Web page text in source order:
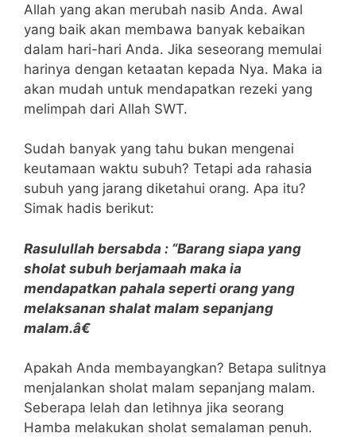
Allah yang akan merubah nasib Anda. Awal
yang baik akan membawa banyak kebaikan
dalam hari-hari Anda. Jika seseorang memulai
harinya dengan ketaatan kepada Nya. Maka ia
akan mudah untuk mendapatkan rezeki yang
melimpah dari Allah SWT.
Sudah banyak yang tahu bukan mengenai
keutamaan waktu subuh? Tetapi ada rahasia
subuh yang jarang diketahui orang. Apa itu?
Simak hadis berikut:
Rasulullah bersabda : “Barang siapa yang
sholat subuh berjamaah maka ia
mendapatkan pahala seperti orang yang
melaksanan shalat malam sepanjang
malam.â€
Apakah Anda membayangkan? Betapa sulitnya
menjalankan sholat malam sepanjang malam.
Seberapa lelah dan letihnya jika seorang
Hamba melakukan sholat semalaman penuh.